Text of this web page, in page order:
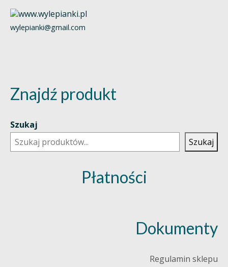
wylepianki@gmail.com
Znajdź produkt
Szukaj
Szukaj
Płatności
Dokumenty
Regulamin sklepu